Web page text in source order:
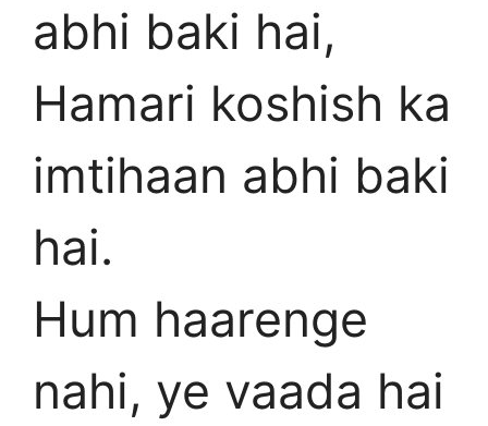
abhi baki hai,
Hamari koshish ka
imtihaan abhi baki
hai.
Hum haarenge
nahi, ye vaada hai